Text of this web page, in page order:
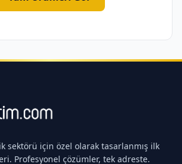
sektörü için özel olarak tasarlanmış ilk
Profesyonel çözümler, tek adreste.